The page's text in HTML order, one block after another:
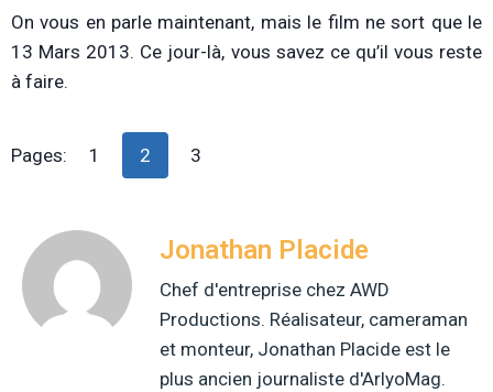
On vous en parle maintenant, mais le film ne sort que le
13 Mars 2013. Ce jour-là, vous savez ce qu’il vous reste
à faire.
Pages: 1 2 3
Jonathan Placide
Chef d'entreprise chez AWD
Productions. Réalisateur, cameraman
et monteur, Jonathan Placide est le
plus ancien journaliste d'ArlyoMag.